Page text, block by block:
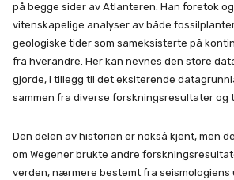
på begge sider av Atlanteren. Han foretok
vitenskapelige analyser av både
geologiske tider som sameksisterte på
fra hverandre. Her kan nevnes den store
gjorde, i tillegg til det eksiterende
sammen fra diverse forskningsresultater og
Den delen av historien er nokså kjent, men
om Wegener brukte andre
verden, nærmere bestemt fra seismologiens